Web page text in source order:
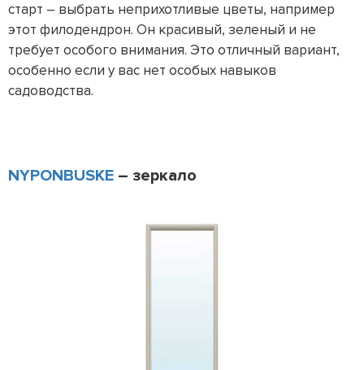
старт – выбрать неприхотливые цветы, например
этот филодендрон. Он красивый, зеленый и не
требует особого внимания. Это отличный вариант,
особенно если у вас нет особых навыков
садоводства.
NYPONBUSKE – зеркало